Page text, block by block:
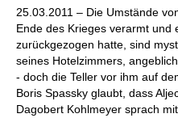
25.03.2011 – Die Umstände
Ende des Krieges verarmt und
zurückgezogen hatte, sind
seines Hotelzimmers,
- doch die Teller vor ihm auf
Boris Spassky glaubt, dass
Dagobert Kohlmeyer sprach